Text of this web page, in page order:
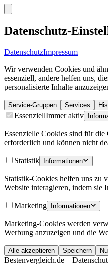
Datenschutz-
DatenschutzImpressum
Wir verwenden Cookies und
essenziell, andere helfen uns,
personalisierte Inhalte
Service-Gruppen Services
EssenziellImmer aktiv
Essenzielle Cookies sind für
erforderlich und können nicht
Statistik Informationen
Statistik-Cookies helfen uns zu
Website interagieren, indem sie
Marketing Informationen
Marketing-Cookies werden
Werbung anzuzeigen und die
Alle akzeptieren Speichern
Bestenvergleich.de –